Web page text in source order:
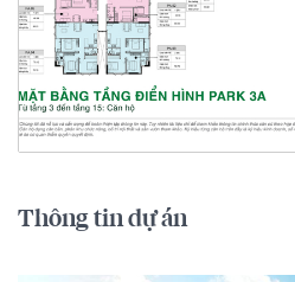
Thông tin dự án